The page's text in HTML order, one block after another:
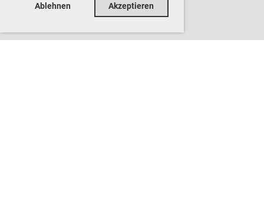
Ablehnen Akzeptieren